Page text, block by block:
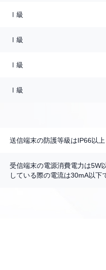
Ⅰ級
Ⅰ級
Ⅰ級
Ⅰ級
送信端末の防護等級はIP66以
受信端末の電源消費電力は5W
している際の電流は30mA以下